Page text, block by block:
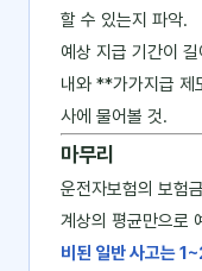
할 수 있는지 파악.
예상 지급 기간이
내와 **가가지급 제
사에 물어볼 것.
마무리
운전자보험의 보험
계상의 평균만으로
비된 일반 사고는